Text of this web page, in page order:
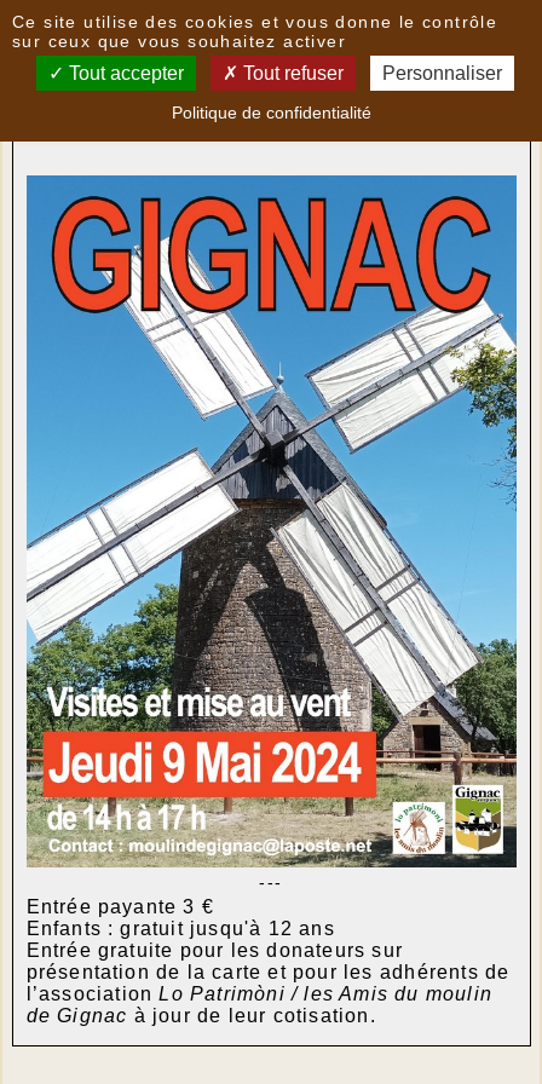
Nouvelles
Moulin de Gignac : visites et mise au vent le 9 mai
---
Entrée payante 3 €
Enfants : gratuit jusqu'à 12 ans
Entrée gratuite pour les donateurs sur
présentation de la carte et pour les adhérents de
l’associationLo Patrimòni / les Amis du moulin
de Gignac à jour de leur cotisation.
Ce site utilise des cookies et vous donne le contrôle
sur ceux que vous souhaitez activer
Tout accepter Tout refuser Personnaliser
Politique de confidentialité